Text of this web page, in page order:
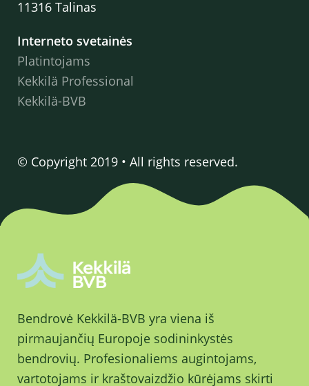
11316 Talinas
Interneto svetainės
Platintojams
Kekkilä Professional
Kekkilä-BVB
© Copyright 2019 • All rights reserved.
Bendrovė Kekkilä-BVB yra viena iš
pirmaujančių Europoje sodininkystės
bendrovių. Profesionaliems augintojams,
vartotojams ir kraštovaizdžio kūrėjams skirti